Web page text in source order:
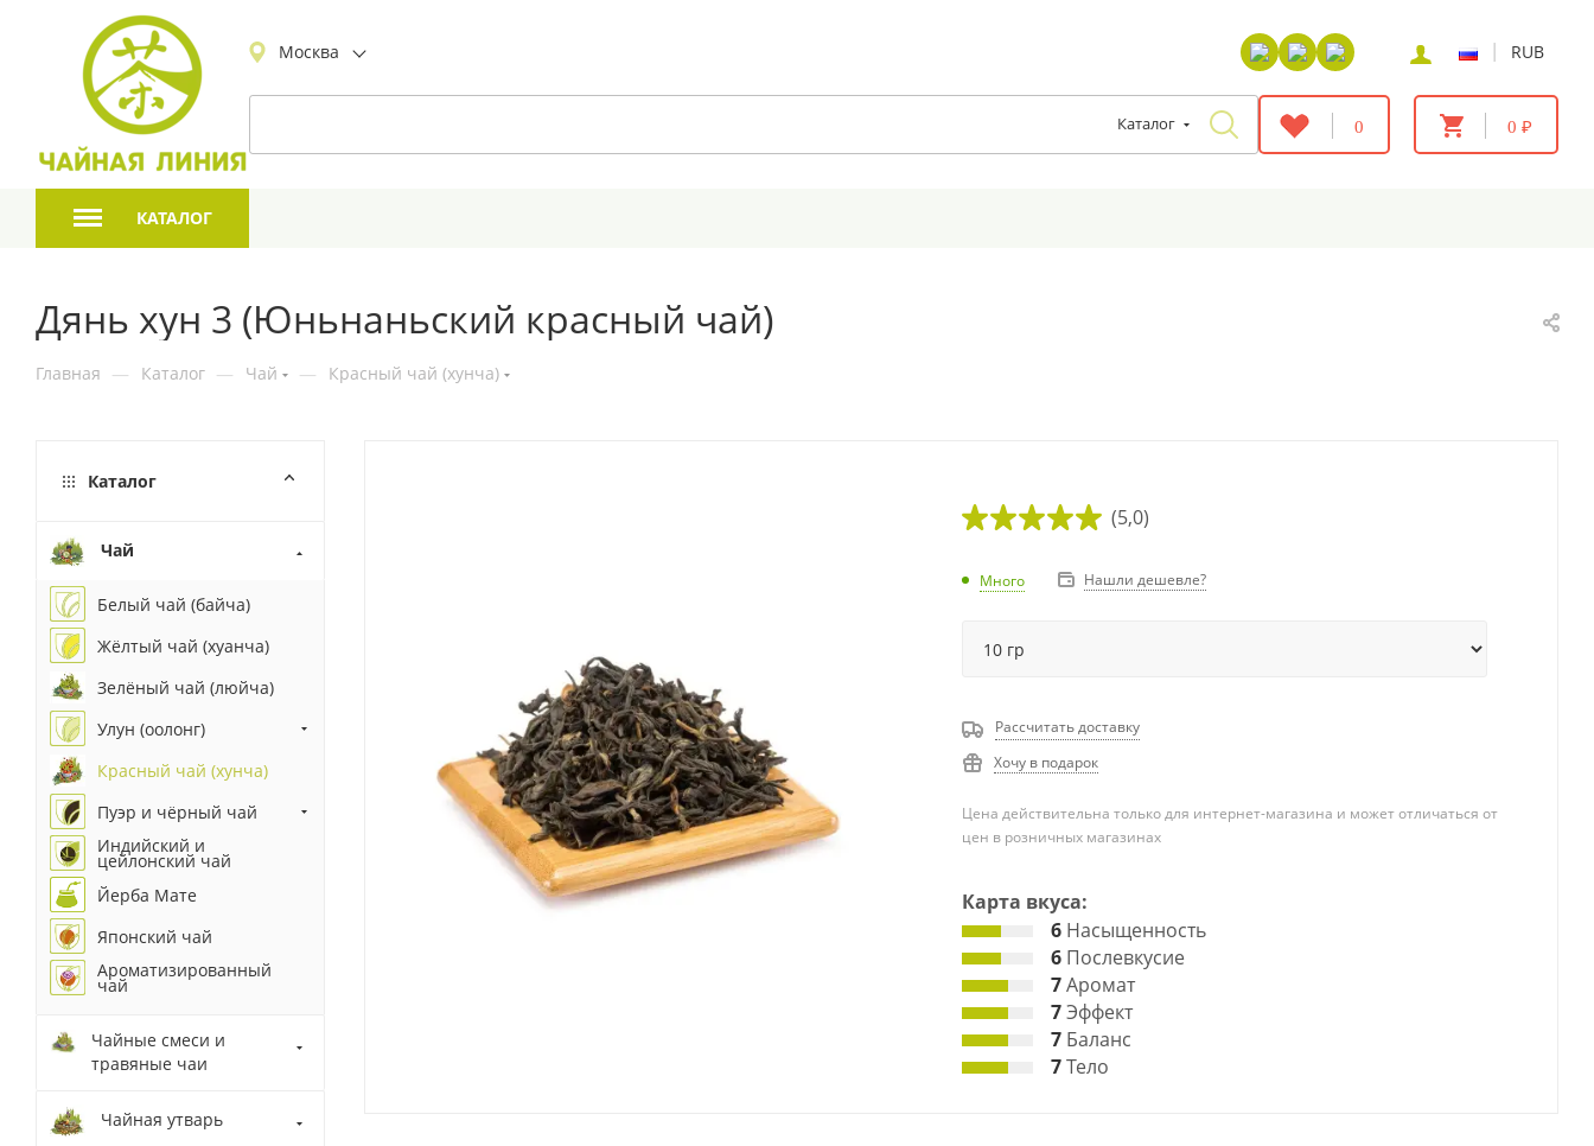
Москва | RUB
Каталог 0 0 ₽
КАТАЛОГ
Дянь хун 3 (Юньнаньский красный чай)
Главная — Каталог — Чай — Красный чай (хунча)
(5,0)
Много Нашли дешевле?
Рассчитать доставку
Хочу в подарок
Цена действительна только для интернет-магазина и может отличаться от
цен в розничных магазинах
Карта вкуса:
6Насыщенность
6Послевкусие
7Аромат
7Эффект
7Баланс
7Тело
Каталог
Чай
Белый чай (байча)
Жёлтый чай (хуанча)
Зелёный чай (люйча)
Улун (оолонг)
Красный чай (хунча)
Пуэр и чёрный чай
Индийский и
цейлонский чай
Йерба Мате
Японский чай
Ароматизированный
чай
Чайные смеси и
травяные чаи
Чайная утварь